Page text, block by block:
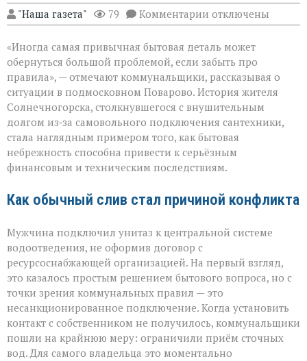
"Наша газета" 79 Комментарии к
записи
как
повод
долга:
коммунальная
история
с
серьёзным
финалом»
отключены
«Иногда самая привычная бытовая деталь может
обернуться большой проблемой, если забыть про
правила», — отмечают коммунальщики, рассказывая о
ситуации в подмосковном Поварово. История жителя
Солнечногорска, столкнувшегося с внушительным
долгом из‑за самовольного подключения сантехники,
стала наглядным примером того, как бытовая
небрежность способна привести к серьёзным
финансовым и техническим последствиям.
Как обычный слив стал причиной конфликта
Мужчина подключил унитаз к центральной системе
водоотведения, не оформив договор с
ресурсоснабжающей организацией. На первый взгляд,
это казалось простым решением бытового вопроса, но с
точки зрения коммунальных правил — это
несанкционированное подключение. Когда установить
контакт с собственником не получилось, коммунальщики
пошли на крайнюю меру: ограничили приём сточных
вод. Для самого владельца это моментально